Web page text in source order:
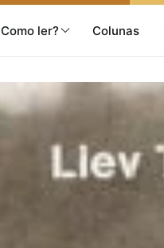
Como ler? Colunas